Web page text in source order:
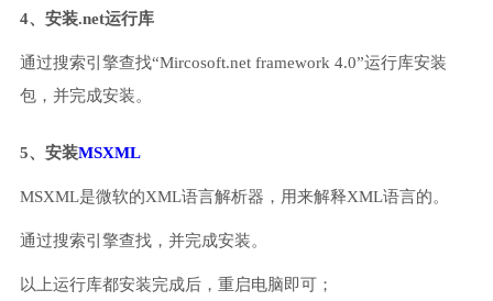
4、安装.net运行库
通过搜索引擎查找“Mircosoft.net framework 4.0”运行库安装
包，并完成安装。
5、安装MSXML
MSXML是微软的XML语言解析器，用来解释XML语言的。
通过搜索引擎查找，并完成安装。
以上运行库都安装完成后，重启电脑即可；